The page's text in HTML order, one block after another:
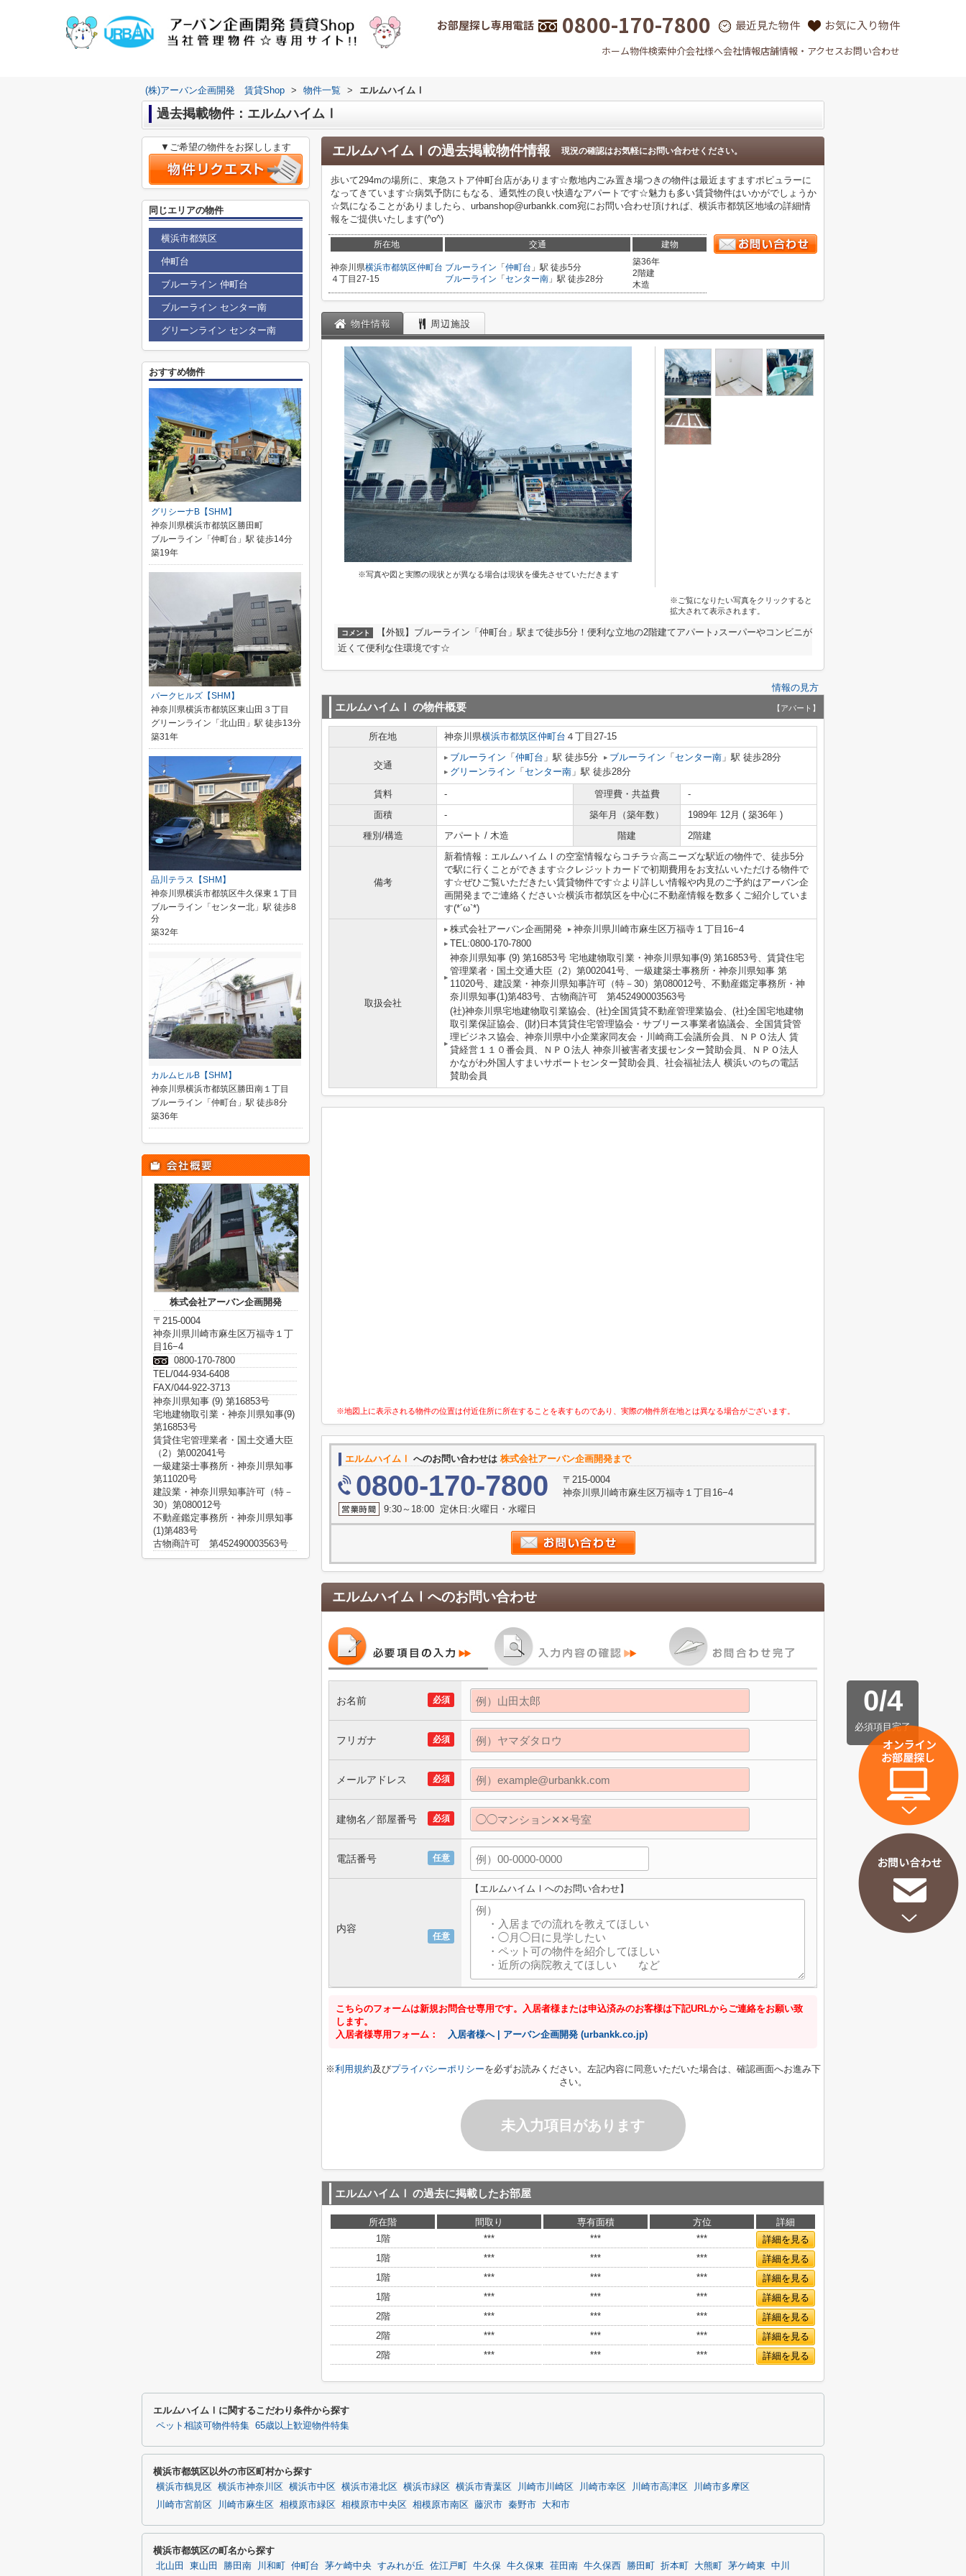
お部屋探し専用電話 0800-170-7800 最近見た物件 お気に入り物件
ホーム物件検索仲介会社様へ会社情報店舗情報・アクセスお問い合わせ
(株)アーバン企画開発 賃貸Shop > 物件一覧 > エルムハイムⅠ
過去掲載物件：エルムハイムⅠ
エルムハイムⅠ の過去掲載物件情報 現況の確認はお気軽にお問い合わせください。
歩いて294mの場所に、東急ストア仲町台店があります☆敷地内ごみ置き場つきの物件は最近ますますポピュラーに
なってきています☆病気予防にもなる、通気性の良い快適なアパートです☆魅力も多い賃貸物件はいかがでしょうか
☆気になることがありましたら、urbanshop@urbankk.com宛にお問い合わせ頂ければ、横浜市都筑区地域の詳細情
報をご提供いたします(^o^)
所在地 交通 建物
神奈川県横浜市都筑区仲町台
４丁目27-15
ブルーライン 「 仲町台 」駅 徒歩5分
ブルーライン 「 センター南 」駅 徒歩28分
築36年
2階建
木造
物件情報 周辺施設
※写真や図と実際の現状とが異なる場合は現状を優先させていただきます
※ご覧になりたい写真をクリックすると
拡大されて表示されます。
コメント
【外観】ブルーライン「仲町台」駅まで徒歩5分！便利な立地の2階建てアパート♪スーパーやコンビニが
近くて便利な住環境です☆
情報の見方
エルムハイムⅠ の物件概要 【アパート】
所在地 神奈川県横浜市都筑区仲町台 ４丁目27-15
交通
ブルーライン 「 仲町台 」駅 徒歩5分 ブルーライン 「 センター南 」駅 徒歩28分
グリーンライン 「 センター南 」駅 徒歩28分
賃料 - 管理費・共益費
-
面積
- 築年月（築年数）
1989年 12月 ( 築36年 )
種別/構造
アパート / 木造 階建 2階建
備考
新着情報：エルムハイムⅠの空室情報ならコチラ☆高ニーズな駅近の物件で、徒歩5分
で駅に行くことができます☆クレジットカードで初期費用をお支払いいただける物件で
す☆ぜひご覧いただきたい賃貸物件です☆より詳しい情報や内見のご予約はアーバン企
画開発までご連絡ください☆横浜市都筑区を中心に不動産情報を数多くご紹介していま
す(*´ω`*)
取扱会社
株式会社アーバン企画開発
神奈川県川崎市麻生区万福寺１丁目16−4
TEL:0800-170-7800
神奈川県知事 (9) 第16853号 宅地建物取引業・神奈川県知事(9) 第16853号、賃貸住宅
管理業者・国土交通大臣（2）第002041号、一級建築士事務所・神奈川県知事 第
11020号、建設業・神奈川県知事許可（特－30）第080012号、不動産鑑定事務所・神
奈川県知事(1)第483号、古物商許可 第452490003563号
(社)神奈川県宅地建物取引業協会、(社)全国賃貸不動産管理業協会、(社)全国宅地建物
取引業保証協会、(財)日本賃貸住宅管理協会・サブリース事業者協議会、全国賃貸管
理ビジネス協会、神奈川県中小企業家同友会・川崎商工会議所会員、ＮＰＯ法人 賃
貸経営１１０番会員、ＮＰＯ法人 神奈川被害者支援センター賛助会員、ＮＰＯ法人
かながわ外国人すまいサポートセンター賛助会員、社会福祉法人 横浜いのちの電話
賛助会員
※地図上に表示される物件の位置は付近住所に所在することを表すものであり、実際の物件所在地とは異なる場合がございます。
エルムハイムⅠ へのお問い合わせは 株式会社アーバン企画開発まで
0800-170-7800
〒215-0004
神奈川県川崎市麻生区万福寺１丁目16−4
9:30～18:00 定休日:火曜日・水曜日
エルムハイムⅠ へのお問い合わせ
0/4
必須項目完了
必須
お名前
必須
フリガナ
必須
メールアドレス
必須
建物名／部屋番号
任意
電話番号
任意
内容
【エルムハイムⅠへのお問い合わせ】
こちらのフォームは新規お問合せ専用です。入居者様または申込済みのお客様は下記URLからご連絡をお願い致
します。
入居者様専用フォーム： 入居者様へ | アーバン企画開発 (urbankk.co.jp)
※利用規約及びプライバシーポリシーを必ずお読みください。左記内容に同意いただいた場合は、確認画面へお進み下
さい。
未入力項目があります
エルムハイムⅠ の過去に掲載したお部屋
所在階 間取り 専有面積 方位
詳細
1階
*** *** ***
詳細を見る
1階
*** *** ***
詳細を見る
1階
*** *** ***
詳細を見る
1階
*** *** ***
詳細を見る
2階
*** *** ***
詳細を見る
2階
*** *** ***
詳細を見る
2階
*** *** *** 詳細を見る
▼ご希望の物件をお探しします
同じエリアの物件
横浜市都筑区
仲町台
ブルーライン 仲町台
ブルーライン センター南
グリーンライン センター南
おすすめ物件
グリシーナB【SHM】
神奈川県横浜市都筑区勝田町
ブルーライン「仲町台」駅 徒歩14分
築19年
パークヒルズ【SHM】
神奈川県横浜市都筑区東山田３丁目
グリーンライン「北山田」駅 徒歩13分
築31年
品川テラス【SHM】
神奈川県横浜市都筑区牛久保東１丁目
ブルーライン「センター北」駅 徒歩8
分
築32年
カルムヒルB【SHM】
神奈川県横浜市都筑区勝田南１丁目
ブルーライン「仲町台」駅 徒歩8分
築36年
株式会社アーバン企画開発
〒215-0004
神奈川県川崎市麻生区万福寺１丁
目16−4
0800-170-7800
TEL/044-934-6408
FAX/044-922-3713
神奈川県知事 (9) 第16853号
宅地建物取引業・神奈川県知事(9)
第16853号
賃貸住宅管理業者・国土交通大臣
（2）第002041号
一級建築士事務所・神奈川県知事
第11020号
建設業・神奈川県知事許可（特－
30）第080012号
不動産鑑定事務所・神奈川県知事
(1)第483号
古物商許可 第452490003563号
エルムハイムⅠに関するこだわり条件から探す
ペット相談可物件特集 65歳以上歓迎物件特集
横浜市都筑区以外の市区町村から探す
横浜市鶴見区 横浜市神奈川区 横浜市中区 横浜市港北区 横浜市緑区 横浜市青葉区 川崎市川崎区 川崎市幸区 川崎市高津区
川崎市多摩区
川崎市宮前区
川崎市麻生区 相模原市緑区 相模原市中央区 相模原市南区 藤沢市 秦野市 大和市
横浜市都筑区の町名から探す
北山田 東山田 勝田南 川和町 仲町台 茅ケ崎中央 すみれが丘 佐江戸町 牛久保 牛久保東 荏田南 牛久保西 勝田町 折本町 大熊町 茅ケ崎東 中川